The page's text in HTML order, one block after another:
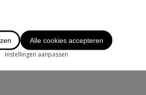
BUITENLAND
Alle cookies accepteren
Instellingen aanpassen